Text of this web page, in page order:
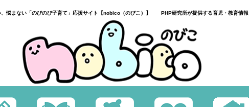
、悩まない「のびのび子育て」応援サイト【nobico（のびこ）】 PHP研究所が提供する育児・教育情報